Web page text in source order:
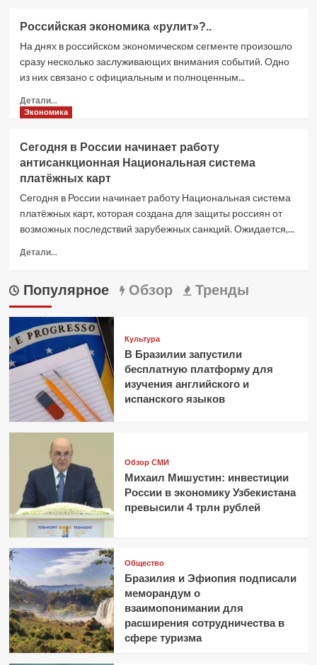
платежная
карта
получит
Российская экономика «рулит»?..
На днях в российском экономическом сегменте произошло
сразу несколько заслуживающих внимания событий. Одно
из них связано с официальным и полноценным...
Детали...
больше
экономика
«рулит»?..
Экономика
Сегодня в России начинает работу
антисанкционная Национальная система
платёжных карт
Сегодня в России начинает работу Национальная система
платёжных карт, которая создана для защиты россиян от
возможных последствий зарубежных санкций. Ожидается,...
Детали...
Сегодня
России
начинает
работу
антисанкционная
Национальная
система
платёжных
карт
Популярное Обзор Тренды
Культура
В Бразилии запустили
бесплатную платформу для
изучения английского и
испанского языков
Обзор СМИ
Михаил Мишустин: инвестиции
России в экономику Узбекистана
превысили 4 трлн рублей
Общество
Бразилия и Эфиопия подписали
меморандум о
взаимопонимании для
расширения сотрудничества в
сфере туризма